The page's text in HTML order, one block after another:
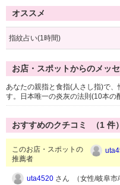
オススメ
指紋占い(1時間)
お店・スポットからのメッ
あなたの親指と食指(人さし指)で
す。日本唯一の炎灰の法則(10本の
おすすめのクチコミ （1 件）
このお店・スポットの
推薦者
uta4520 さん （女性/岐阜市/